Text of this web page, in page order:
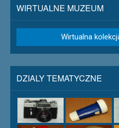
WIRTUALNE MUZEUM
Wirtualna
DZIALY TEMATYCZNE